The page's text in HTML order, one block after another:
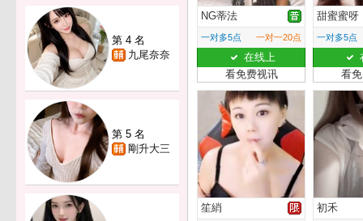
第 4 名
九尾奈奈
第 5 名
剛升大三
NG蒂法
一对多5点 一对一20点
在线上
看免费视讯
甜蜜蜜呀
一对多5点
看
笙綃 初禾